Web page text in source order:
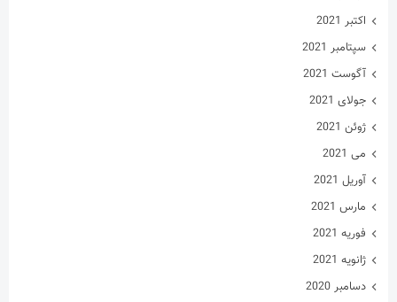
اکتبر 2021
سپتامبر 2021
آگوست 2021
جولای 2021
ژوئن 2021
می 2021
آوریل 2021
مارس 2021
فوریه 2021
ژانویه 2021
دسامبر 2020